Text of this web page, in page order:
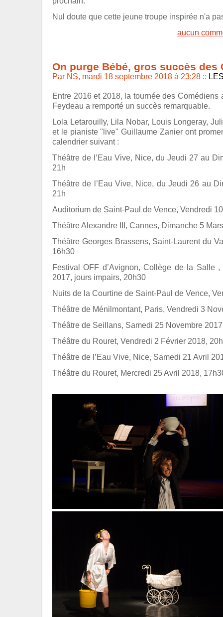
Nul doute que cette jeune troupe inspirée n'a
aucun
On purge Bébé, gros succès des
Par NS, mardi 18 septembre 2018 à 23:28 ::
Entre 2016 et 2018, la tournée des Comédiens
Feydeau a remporté un succès remarquable.
Lola Letarouilly, Lila Nobar, Louis Longeray,
et le pianiste "live" Guillaume Zanier ont
calendrier suivant :
Théâtre de l’Eau Vive, Nice, du Jeudi 27 au
21h
Théâtre de l’Eau Vive, Nice, du Jeudi 26 au
21h
Auditorium de Saint-Paul de Vence, Vendredi
Théâtre Alexandre III, Cannes, Dimanche 5
Théâtre Georges Brassens, Saint-Laurent du
16h30
Festival OFF d’Avignon, Collège de la Salle
2017, jours impairs, 20h30
Nuits de la Courtine de Saint-Paul de Vence,
Théâtre de Ménilmontant, Paris, Vendredi 3
Théâtre de Seillans, Samedi 25 Novembre
Théâtre du Rouret, Vendredi 2 Février 2018,
Théâtre de l’Eau Vive, Nice, Samedi 21 Avril
Théâtre du Rouret, Mercredi 25 Avril 2018,